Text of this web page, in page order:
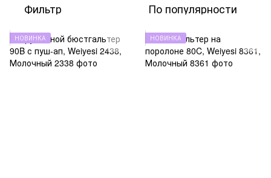
Фильтр По популярности
НОВИНКА НОВИНКА